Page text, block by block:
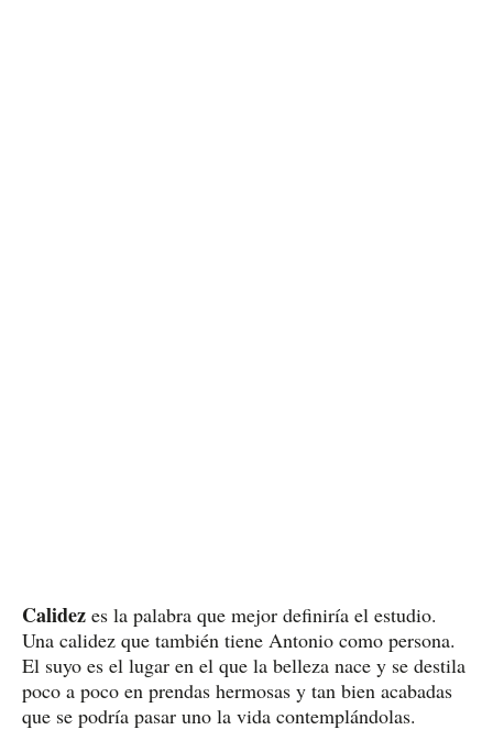
Calidez es la palabra que mejor definiría el estudio.
Una calidez que también tiene Antonio como persona.
El suyo es el lugar en el que la belleza nace y se destila
poco a poco en prendas hermosas y tan bien acabadas
que se podría pasar uno la vida contemplándolas.